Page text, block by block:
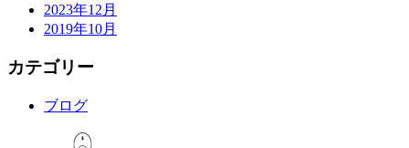
2023年12月
2019年10月
カテゴリー
ブログ